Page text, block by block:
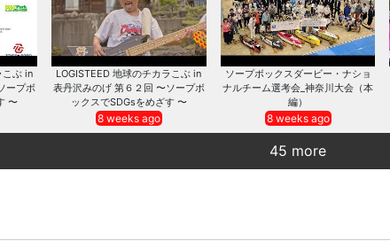
こぶ in
ープボ
〜
LOGISTEED 地球のチカラこぶ in
表丹沢みのげ 第６２回 〜ソープボ
ックスでSDGsをめざす 〜
8 weeks ago
ソープボックスダービー・ナショ
ナルチーム選考会_神奈川大会（本
編）
8 weeks ago
45 more